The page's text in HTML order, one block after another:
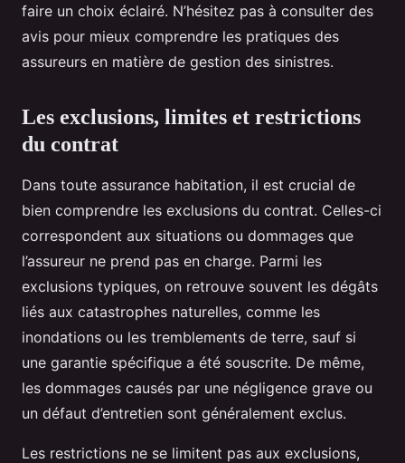
faire un choix éclairé. N’hésitez pas à consulter des
avis pour mieux comprendre les pratiques des
assureurs en matière de gestion des sinistres.
Les exclusions, limites et restrictions
du contrat
Dans toute assurance habitation, il est crucial de
bien comprendre les exclusions du contrat. Celles-ci
correspondent aux situations ou dommages que
l’assureur ne prend pas en charge. Parmi les
exclusions typiques, on retrouve souvent les dégâts
liés aux catastrophes naturelles, comme les
inondations ou les tremblements de terre, sauf si
une garantie spécifique a été souscrite. De même,
les dommages causés par une négligence grave ou
un défaut d’entretien sont généralement exclus.
Les restrictions ne se limitent pas aux exclusions,